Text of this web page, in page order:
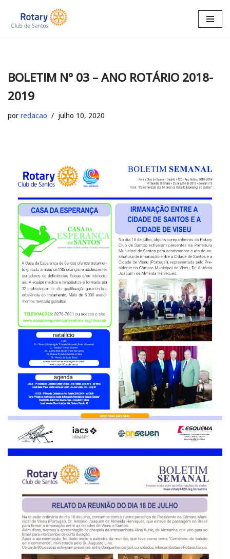
Pular
BOLETIM Nº 03 – ANO ROTÁRIO 2018-
2019
por redacao julho 10, 2020